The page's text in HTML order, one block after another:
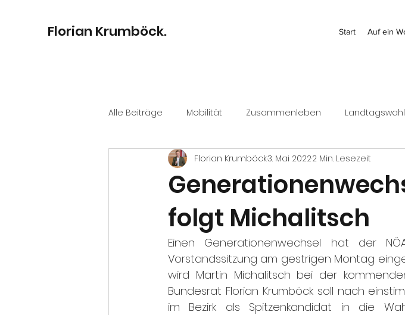
Florian Krumböck. Start Auf ein
Alle Beiträge Mobilität Zusammenleben Landtagswahl
Digitalisierung Kontrolle Jugend
Stadtentwicklung Wirtschaft
folgt Michalitsch
Florian Krumböck3. Mai 20222 Min. Lesezeit
Einen Generationenwechsel hat der
Vorstandssitzung am gestrigen Montag
wird Martin Michalitsch bei der
Bundesrat Florian Krumböck soll nach
im Bezirk als Spitzenkandidat in die